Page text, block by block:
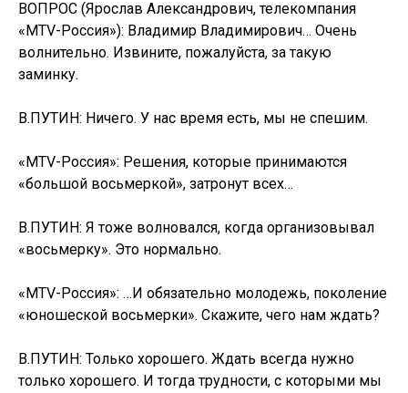
ВОПРОС (Ярослав Александрович, телекомпания
«MTV-Россия»): Владимир Владимирович… Очень
волнительно. Извините, пожалуйста, за такую
заминку.
В.ПУТИН: Ничего. У нас время есть, мы не спешим.
«MTV-Россия»: Решения, которые принимаются
«большой восьмеркой», затронут всех…
В.ПУТИН: Я тоже волновался, когда организовывал
«восьмерку». Это нормально.
«MTV-Россия»: …И обязательно молодежь, поколение
«юношеской восьмерки». Скажите, чего нам ждать?
В.ПУТИН: Только хорошего. Ждать всегда нужно
только хорошего. И тогда трудности, с которыми мы